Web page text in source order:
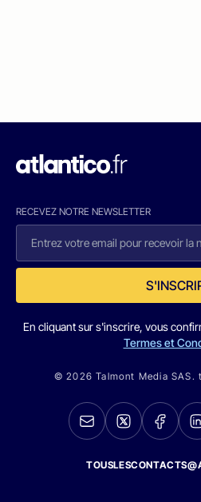
RECEVEZ NOTRE NEWSLETTER
En cliquant sur s'inscrire, vous
Termes et
© 2026 Talmont Media SAS.